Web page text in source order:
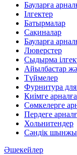
Бауларға
Ілгектер
Батырмалар
Сақиналар
Бауларға
Люверстер
Сыдырма
Айылбастар
Түймелер
Фурнитура для
Киімге
Сөмкелерге
Пердеге
Хольнитендер
Сәндік
Әшекейлер